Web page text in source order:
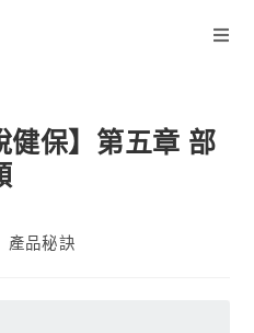
健保】第五章 部
產品秘訣